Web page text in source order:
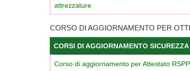
attrezzature
CORSO DI AGGIORNAMENTO PER
CORSI DI AGGIORNAMENTO
Corso di aggiornamento per Attestato